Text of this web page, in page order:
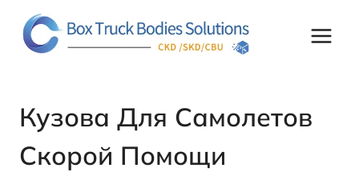
контенту
Кузова Для Самолетов
Скорой Помощи